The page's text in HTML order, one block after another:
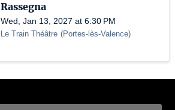
Rassegna
Wed, Jan 13, 2027 at 6:30 PM
Le Train Théâtre (Portes-lès-Valence)